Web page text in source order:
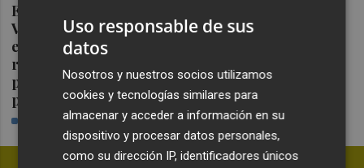
El TARC obliga a
València a readmitir a la
empresa excluida y
reanuda el concurso
para comprar un furgón
policial
PEPA GARCIA
jefa de prensa a
Corts, Alfredo Castelló
PLAZA
Uso responsable de sus
datos
Nosotros y nuestros socios utilizamos
cookies y tecnologías similares para
almacenar y acceder a información en su
dispositivo y procesar datos personales,
como su dirección IP, identificadores únicos